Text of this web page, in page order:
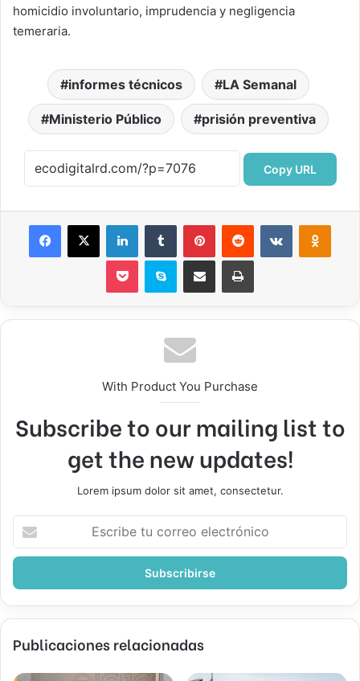
homicidio involuntario, imprudencia y negligencia
temeraria.
informes técnicos LA Semanal
Ministerio Público prisión preventiva
Copy URL
Facebook
X LinkedInTumblr PinterestReddit VKontakte
Pocket Skype Compartir por correo electrónicoImprimir
With Product You Purchase
Subscribe to our mailing list to
get the new updates!
Lorem ipsum dolor sit amet, consectetur.
correo
Publicaciones relacionadas